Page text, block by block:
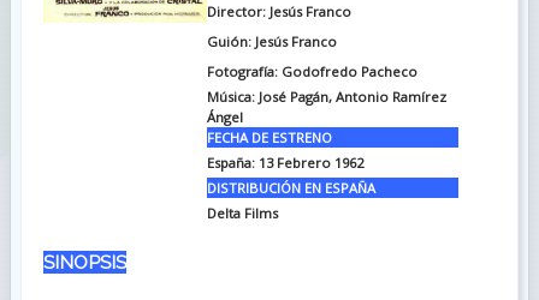
Director: Jesús Franco
Guión: Jesús Franco
Fotografía: Godofredo Pacheco
Música: José Pagán, Antonio Ramírez
Ángel
FECHA DE ESTRENO
España: 13 Febrero 1962
DISTRIBUCIÓN EN ESPAÑA
Delta Films
SINOPSIS